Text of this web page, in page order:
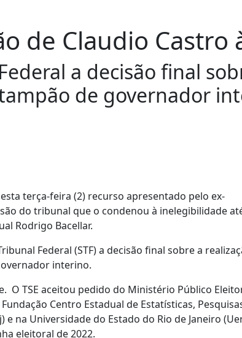
de Claudio
a decisão final
de governador
terça-feira (2) recurso apresentado pelo ex-
do tribunal que o condenou à inelegibilidade
Rodrigo Bacellar.
Federal (STF) a decisão final sobre a
interino.
O TSE aceitou pedido do Ministério Público
Centro Estadual de Estatísticas,
na Universidade do Estado do Rio de Janeiro
eleitoral de 2022.